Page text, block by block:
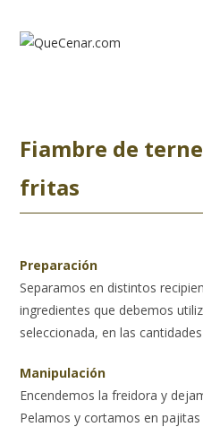
contenido
Fiambre de
fritas
Preparación
Separamos en distintos
ingredientes que debemos
seleccionada, en las
Manipulación
Encendemos la freidora y
Pelamos y cortamos en